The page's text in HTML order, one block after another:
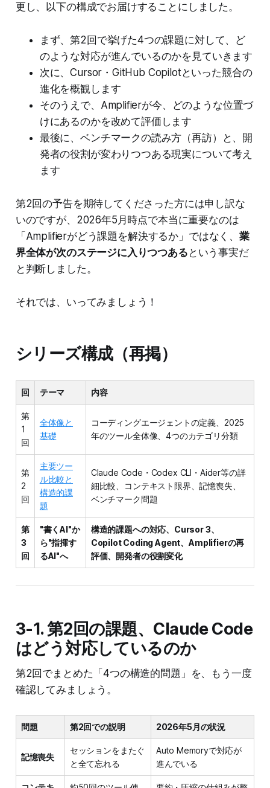
更し、以下の構成でお届けすることにしました。
まず、第2回で挙げた4つの課題に対して、ど
のような対応が進んでいるのかを見ていきます
次に、Cursor・GitHub Copilotといった競合の
進化を概観します
そのうえで、Amplifierが今、どのような位置づ
けにあるのかを改めて評価します
最後に、ベンチマークの読み方（再訪）と、開
発者の役割が変わりつつある現実について考え
ます
第2回の予告を期待してくださった方には申し訳な
いのですが、2026年5月時点で本当に重要なのは
「Amplifierがどう課題を解決するか」ではなく、業
界全体が次のステージに入りつつある という事実だ
と判断しました。
それでは、いってみましょう！
シリーズ構成（再掲）
回 テーマ 内容
第
1
回
全体像と
基礎
コーディングエージェントの定義、2025
年のツール全体像、4つのカテゴリ分類
第
2
回
主要ツー
ル比較と
構造的課
題
Claude Code・Codex CLI・Aider等の詳
細比較、コンテキスト限界、記憶喪失、
ベンチマーク問題
第
3
回
"書くAI"か
ら"指揮す
るAI"へ
構造的課題への対応、Cursor 3、
Copilot Coding Agent、Amplifierの再
評価、開発者の役割変化
3-1. 第2回の課題、Claude Code
はどう対応しているのか
第2回でまとめた「4つの構造的問題」を、もう一度
確認してみましょう。
問題 第2回での説明 2026年5月の状況
記憶喪失
セッションをまたぐ
と全て忘れる
Auto Memoryで対応が
進んでいる